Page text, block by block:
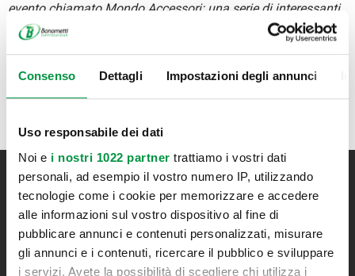
Consenso Dettagli Impostazioni degli annunci
Uso responsabile dei dati
Noi e i nostri 1022 partner trattiamo i vostri dati
personali, ad esempio il vostro numero IP, utilizzando
tecnologie come i cookie per memorizzare e accedere
alle informazioni sul vostro dispositivo al fine di
pubblicare annunci e contenuti personalizzati, misurare
gli annunci e i contenuti, ricercare il pubblico e sviluppare
i servizi. Avete la possibilità di scegliere chi utilizza i
evento chiamato Mondo Accessori: una serie di interessanti
incontri tecnici rivolti a camperisti, caravanisti e agli
alcune tra le più autorevoli aziende produttrici di accessori
Iscriviti alla newsletter
Resta aggiornato su tutte le novità Bonometti
ISCRIVITI